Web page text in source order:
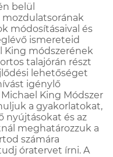
belül
módosításaival és
ismereteid
King módszerének
talajórán részt
lehetőséget
igénylő
King Módszer
a gyakorlatokat,
nyújtásokat és az
meghatározzuk a
számára
óratervet írni. A